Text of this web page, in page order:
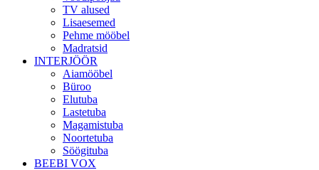
TV alused
Lisaesemed
Pehme mööbel
Madratsid
INTERJÖÖR
Aiamööbel
Büroo
Elutuba
Lastetuba
Magamistuba
Noortetuba
Söögituba
BEEBI VOX